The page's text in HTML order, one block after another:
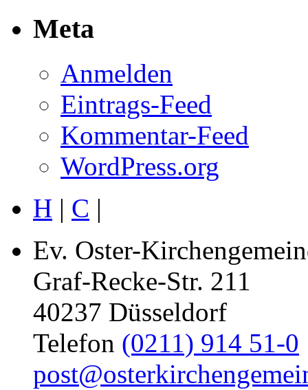
Meta
Anmelden
Eintrags-Feed
Kommentar-Feed
WordPress.org
H | C |
Ev. Oster-
Graf-Recke-Str. 211
40237 Düsseldorf
Telefon (0211) 914 51-0